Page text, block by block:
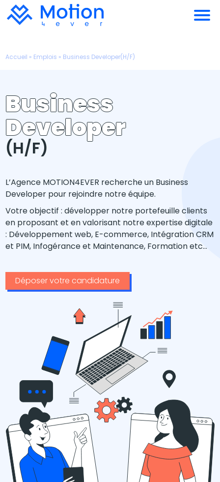
Accueil » Emplois » Business Developer(H/F)
Business
Developer
(H/F)
L’Agence MOTION4EVER recherche un Business
Developer pour rejoindre notre équipe.
Votre objectif : développer notre portefeuille clients
en proposant et en valorisant notre expertise digitale
: Développement web, E-commerce, Intégration CRM
et PIM, Infogérance et Maintenance, Formation etc…
Déposer votre candidature